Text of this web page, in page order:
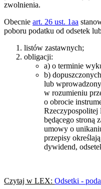
zwolnienia.
Obecnie art. 26 ust. 1aa
poboru podatku od odsetek
listów zastawnych;
obligacji:
a) o terminie
b)
lub
w rozumieniu
o obrocie
Rzeczypospolitej
będącego stroną
umowy o
przepisy
dywidend,
Czytaj w LEX: Odsetki -